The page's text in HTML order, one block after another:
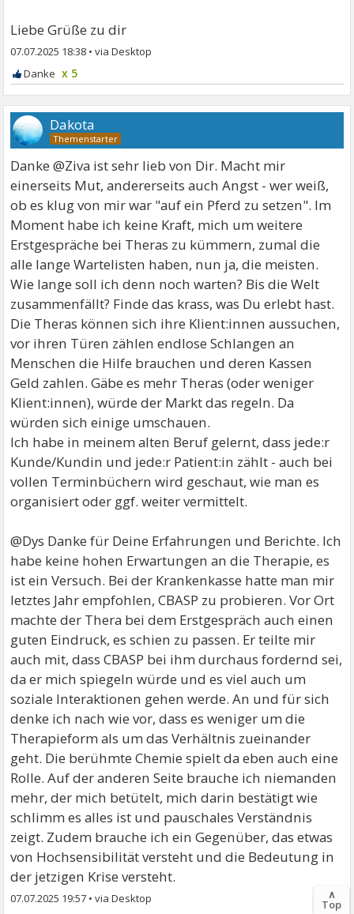
Liebe Grüße zu dir
07.07.2025 18:38 •
x 5
Dakota
Danke @Ziva ist sehr lieb von Dir. Macht mir
einerseits Mut, andererseits auch Angst - wer weiß,
ob es klug von mir war "auf ein Pferd zu setzen". Im
Moment habe ich keine Kraft, mich um weitere
Erstgespräche bei Theras zu kümmern, zumal die
alle lange Wartelisten haben, nun ja, die meisten.
Wie lange soll ich denn noch warten? Bis die Welt
zusammenfällt? Finde das krass, was Du erlebt hast.
Die Theras können sich ihre Klient:innen aussuchen,
vor ihren Türen zählen endlose Schlangen an
Menschen die Hilfe brauchen und deren Kassen
Geld zahlen. Gäbe es mehr Theras (oder weniger
Klient:innen), würde der Markt das regeln. Da
würden sich einige umschauen.
Ich habe in meinem alten Beruf gelernt, dass jede:r
Kunde/Kundin und jede:r Patient:in zählt - auch bei
vollen Terminbüchern wird geschaut, wie man es
organisiert oder ggf. weiter vermittelt.
@Dys Danke für Deine Erfahrungen und Berichte. Ich
habe keine hohen Erwartungen an die Therapie, es
ist ein Versuch. Bei der Krankenkasse hatte man mir
letztes Jahr empfohlen, CBASP zu probieren. Vor Ort
machte der Thera bei dem Erstgespräch auch einen
guten Eindruck, es schien zu passen. Er teilte mir
auch mit, dass CBASP bei ihm durchaus fordernd sei,
da er mich spiegeln würde und es viel auch um
soziale Interaktionen gehen werde. An und für sich
denke ich nach wie vor, dass es weniger um die
Therapieform als um das Verhältnis zueinander
geht. Die berühmte Chemie spielt da eben auch eine
Rolle. Auf der anderen Seite brauche ich niemanden
mehr, der mich betütelt, mich darin bestätigt wie
schlimm es alles ist und pauschales Verständnis
zeigt. Zudem brauche ich ein Gegenüber, das etwas
von Hochsensibilität versteht und die Bedeutung in
der jetzigen Krise versteht.
07.07.2025 19:57 • ∧
Top